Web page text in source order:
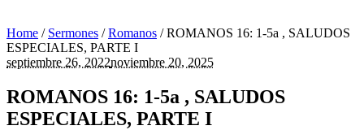
Home / Sermones / Romanos / ROMANOS 16: 1-5a , SALUDOS
ESPECIALES, PARTE I
septiembre 26, 2022noviembre 20, 2025
ROMANOS 16: 1-5a , SALUDOS
ESPECIALES, PARTE I